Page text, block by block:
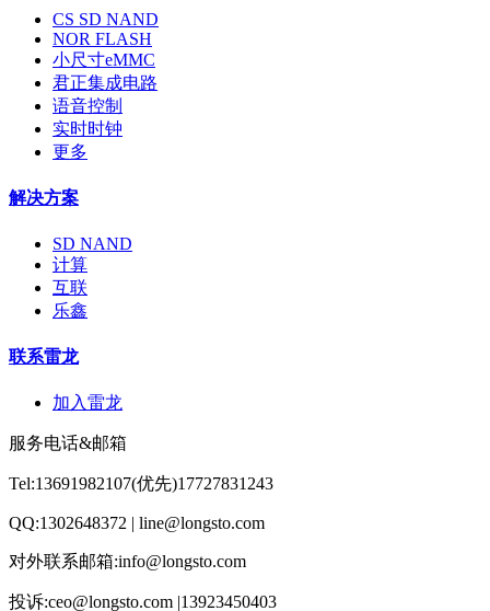
CS SD NAND
NOR FLASH
小尺寸eMMC
君正集成电路
语音控制
实时时钟
更多
解决方案
SD NAND
计算
互联
乐鑫
联系雷龙
加入雷龙
服务电话&邮箱
Tel:13691982107(优先)17727831243
QQ:1302648372 | line@longsto.com
对外联系邮箱:info@longsto.com
投诉:ceo@longsto.com |13923450403